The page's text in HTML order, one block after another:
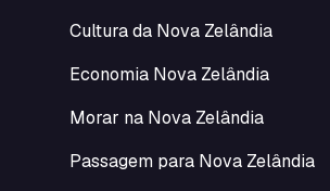
Cultura da Nova Zelândia
Economia Nova Zelândia
Morar na Nova Zelândia
Passagem para Nova Zelândia